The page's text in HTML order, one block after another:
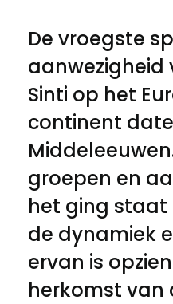
De vroegste
aanwezigheid
Sinti op het
continent
groepen en
het ging
de dynamiek
ervan is
herkomst van